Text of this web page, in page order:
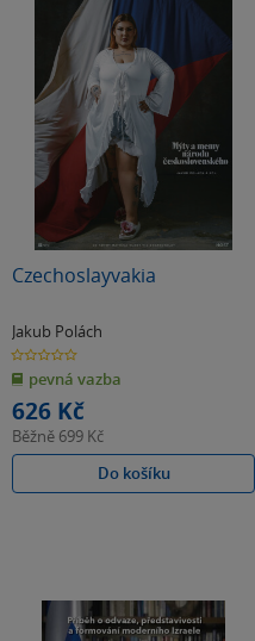
Czechoslayvakia
Jakub Polách
0.0
z
5
hvězdiček
pevná vazba
626 Kč
Běžně 699 Kč
Do košíku